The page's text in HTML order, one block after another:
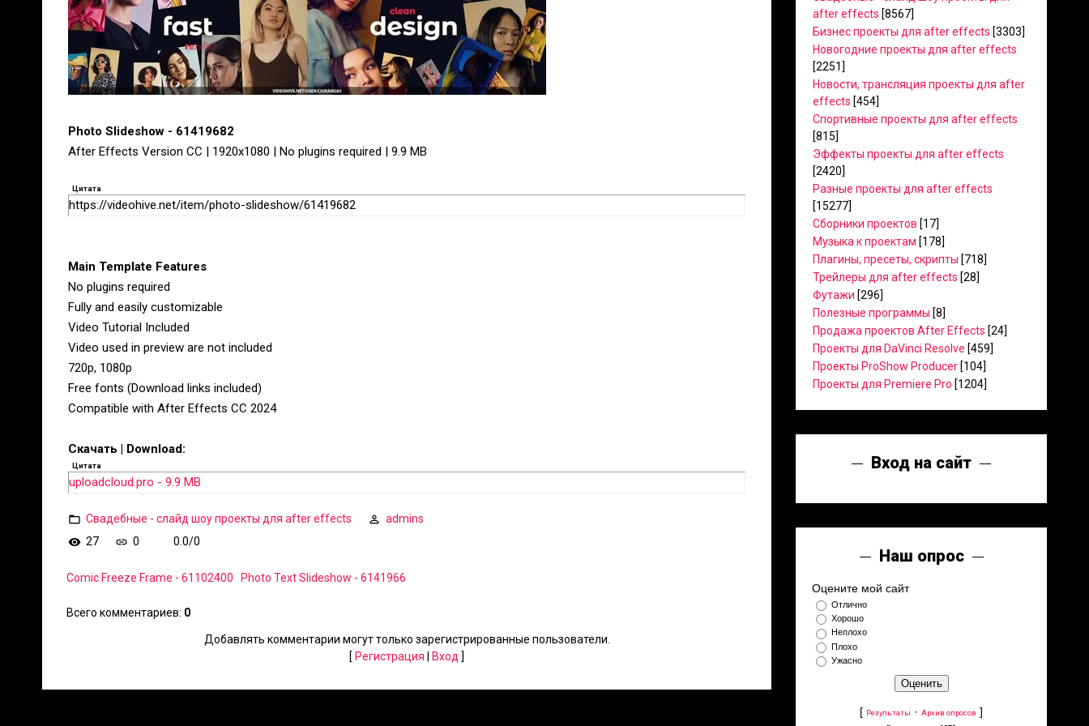
Photo Slideshow - 61419682
After Effects Version CC | 1920x1080 | No plugins required | 9.9 MB
Цитата
https://videohive.net/item/photo-slideshow/61419682
Main Template Features
No plugins required
Fully and easily customizable
Video Tutorial Included
Video used in preview are not included
720p, 1080p
Free fonts (Download links included)
Compatible with After Effects CC 2024
Скачать | Download:
Цитата
uploadcloud.pro - 9.9 MB
Свадебные - слайд шоу проекты для after effects
admins
27
0 0.0/0
Comic Freeze Frame - 61102400 Photo Text Slideshow - 6141966
Всего комментариев: 0
Добавлять комментарии могут только зарегистрированные пользователи.
[ Регистрация Вход ]
after effects [8567]
Бизнес проекты для after effects [3303]
Новогодние проекты для after effects
[2251]
Новости, трансляция проекты для after
effects [454]
Спортивные проекты для after effects
[815]
Эффекты проекты для after effects
[2420]
Разные проекты для after effects
[15277]
Сборники проектов [17]
Музыка к проектам [178]
Плагины, пресеты, скрипты [718]
Трейлеры для after effects [28]
Футажи [296]
Полезные программы [8]
Продажа проектов After Effects [24]
Проекты для DaVinci Resolve [459]
Проекты ProShow Producer [104]
Проекты для Premiere Pro [1204]
Вход на сайт
Наш опрос
Оцените мой сайт
Отлично
Хорошо
Неплохо
Плохо
Ужасно
[ Результаты · Архив опросов ]